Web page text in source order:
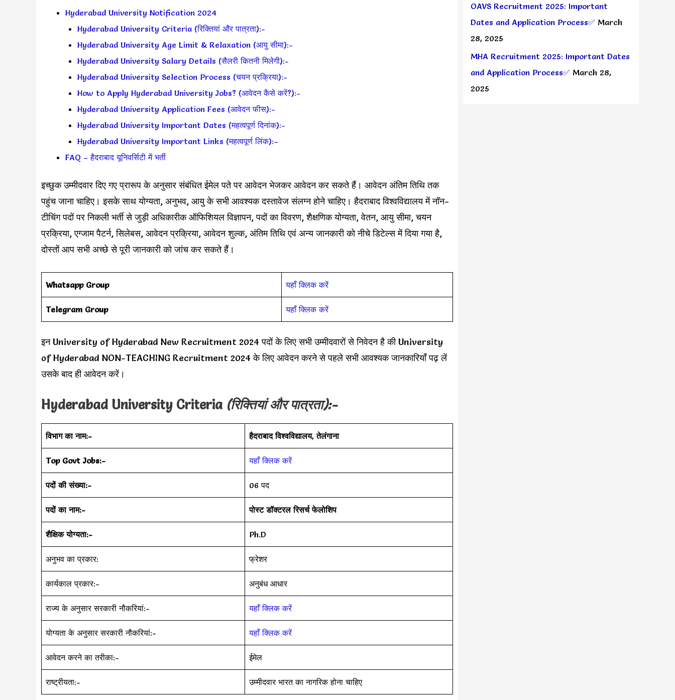
Hyderabad University Notification 2024
Hyderabad University Criteria (रिक्तियां और पात्रता):-
Hyderabad University Age Limit & Relaxation (आयु सीमा):-
Hyderabad University Salary Details (सैलरी कितनी मिलेगी):-
Hyderabad University Selection Process (चयन प्रक्रिया):-
How to Apply Hyderabad University Jobs? (आवेदन कैसे करें?):-
Hyderabad University Application Fees (आवेदन फीस):-
Hyderabad University Important Dates (महत्वपूर्ण दिनांक):-
Hyderabad University Important Links (महत्वपूर्ण लिंक):–
FAQ – हैदराबाद यूनिवर्सिटी में भर्ती
इच्छुक उम्मीदवार दिए गए प्रारूप के अनुसार संबंधित ईमेल पते पर आवेदन भेजकर आवेदन कर सकते हैं। आवेदन अंतिम तिथि तक
पहुंच जाना चाहिए। इसके साथ योग्यता, अनुभव, आयु के सभी आवश्यक दस्तावेज संलग्न होने चाहिए। हैदराबाद विश्वविद्यालय में नॉन-
टीचिंग पदों पर निकली भर्ती से जुड़ी अधिकारीक ऑफिशियल विज्ञापन, पदों का विवरण, शैक्षणिक योग्यता, वेतन, आयु सीमा, चयन
प्रक्रिया, एग्जाम पैटर्न, सिलेबस, आवेदन प्रक्रिया, आवेदन शुल्क, अंतिम तिथि एवं अन्य जानकारी को नीचे डिटेल्स में दिया गया है,
दोस्तों आप सभी अच्छे से पूरी जानकारी को जांच कर सकते हैं।
Whatsapp Group यहाँ क्लिक करें
Telegram Group यहाँ क्लिक करें
इन University of Hyderabad New Recruitment 2024 पदों के लिए सभी उम्मीदवारों से निवेदन है की University
of Hyderabad NON-TEACHING Recruitment 2024 के लिए आवेदन करने से पहले सभी आवश्यक जानकारियाँ पढ़ लें
उसके बाद ही आवेदन करें।
Hyderabad University Criteria (रिक्तियां और पात्रता):-
विभाग का नाम:- हैदराबाद विश्वविद्यालय,तेलंगाना
Top Govt Jobs:- यहाँ क्लिक करें
पदों की संख्या:- 06 पद
पदों का नाम:- पोस्ट डॉक्टरल रिसर्च फेलोशिप
शैक्षिक योग्यता:- Ph.D
अनुभव का प्रकार: फ्रेशर
कार्यकाल प्रकार:- अनुबंध आधार
राज्य के अनुसार सरकारी नौकरियां:- यहाँ क्लिक करें
योग्यता के अनुसार सरकारी नौकरियां:- यहाँ क्लिक करें
आवेदन करने का तरीका:- ईमेल
राष्ट्रीयता:- उम्मीदवार भारत का नागरिक होना चाहिए
OAVS Recruitment 2025: Important
Dates and Application Process✅ March
28, 2025
MHA Recruitment 2025: Important Dates
and Application Process✅ March 28,
2025